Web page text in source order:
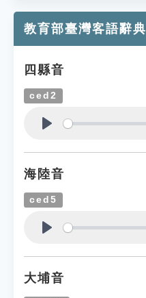
教育部臺灣客語辭典
四縣音
ced2
海陸音
ced5
大埔音